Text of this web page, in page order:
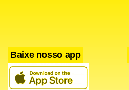
Baixe nosso app